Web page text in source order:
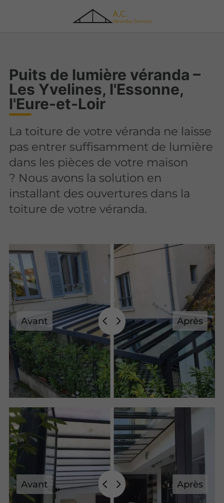
Puits de lumière véranda –
Les Yvelines, l'Essonne,
l'Eure-et-Loir
La toiture de votre véranda ne laisse
pas entrer suffisamment de lumière
dans les pièces de votre maison
? Nous avons la solution en
installant des ouvertures dans la
toiture de votre véranda.
Avant Après
Avant Après